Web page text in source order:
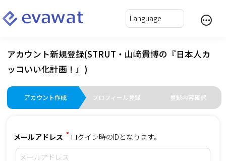
アカウント新規登録(STRUT・山﨑貴博の『日本人カ
ッコいい化計画！』)
アカウント作成 プロフィール登録 登録内容確認
メールアドレス * ログイン時のIDとなります。